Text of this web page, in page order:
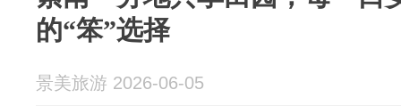
的“笨”选择
景美旅游 2026-06-05